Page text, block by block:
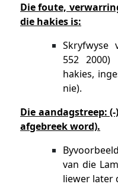
Die foute,
die hakies is:
Skryfwyse
552
hakies,
nie).
Die aandagstreep:
afgebreek word).
van die
liewer later